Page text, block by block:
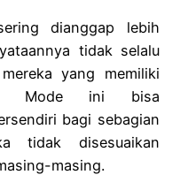
dianggap lebih
tidak selalu
yang memiliki
Mode ini bisa
bagi sebagian
tidak disesuaikan
masing.